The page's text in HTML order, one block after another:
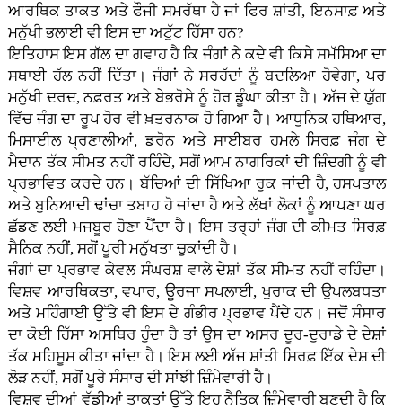
ਆਰਥਿਕ ਤਾਕਤ ਅਤੇ ਫੌਜੀ ਸਮਰੱਥਾ ਹੈ ਜਾਂ ਫਿਰ ਸ਼ਾਂਤੀ, ਇਨਸਾਫ਼ ਅਤੇ
ਮਨੁੱਖੀ ਭਲਾਈ ਵੀ ਇਸ ਦਾ ਅਟੁੱਟ ਹਿੱਸਾ ਹਨ?
ਇਤਿਹਾਸ ਇਸ ਗੱਲ ਦਾ ਗਵਾਹ ਹੈ ਕਿ ਜੰਗਾਂ ਨੇ ਕਦੇ ਵੀ ਕਿਸੇ ਸਮੱਸਿਆ ਦਾ
ਸਥਾਈ ਹੱਲ ਨਹੀਂ ਦਿੱਤਾ। ਜੰਗਾਂ ਨੇ ਸਰਹੱਦਾਂ ਨੂੰ ਬਦਲਿਆ ਹੋਵੇਗਾ, ਪਰ
ਮਨੁੱਖੀ ਦਰਦ, ਨਫ਼ਰਤ ਅਤੇ ਬੇਭਰੋਸੇ ਨੂੰ ਹੋਰ ਡੂੰਘਾ ਕੀਤਾ ਹੈ। ਅੱਜ ਦੇ ਯੁੱਗ
ਵਿੱਚ ਜੰਗ ਦਾ ਰੂਪ ਹੋਰ ਵੀ ਖ਼ਤਰਨਾਕ ਹੋ ਗਿਆ ਹੈ। ਆਧੁਨਿਕ ਹਥਿਆਰ,
ਮਿਸਾਈਲ ਪ੍ਰਣਾਲੀਆਂ, ਡਰੋਨ ਅਤੇ ਸਾਈਬਰ ਹਮਲੇ ਸਿਰਫ਼ ਜੰਗ ਦੇ
ਮੈਦਾਨ ਤੱਕ ਸੀਮਤ ਨਹੀਂ ਰਹਿੰਦੇ, ਸਗੋਂ ਆਮ ਨਾਗਰਿਕਾਂ ਦੀ ਜ਼ਿੰਦਗੀ ਨੂੰ ਵੀ
ਪ੍ਰਭਾਵਿਤ ਕਰਦੇ ਹਨ। ਬੱਚਿਆਂ ਦੀ ਸਿੱਖਿਆ ਰੁਕ ਜਾਂਦੀ ਹੈ, ਹਸਪਤਾਲ
ਅਤੇ ਬੁਨਿਆਦੀ ਢਾਂਚਾ ਤਬਾਹ ਹੋ ਜਾਂਦਾ ਹੈ ਅਤੇ ਲੱਖਾਂ ਲੋਕਾਂ ਨੂੰ ਆਪਣਾ ਘਰ
ਛੱਡਣ ਲਈ ਮਜਬੂਰ ਹੋਣਾ ਪੈਂਦਾ ਹੈ। ਇਸ ਤਰ੍ਹਾਂ ਜੰਗ ਦੀ ਕੀਮਤ ਸਿਰਫ਼
ਸੈਨਿਕ ਨਹੀਂ, ਸਗੋਂ ਪੂਰੀ ਮਨੁੱਖਤਾ ਚੁਕਾਂਦੀ ਹੈ।
ਜੰਗਾਂ ਦਾ ਪ੍ਰਭਾਵ ਕੇਵਲ ਸੰਘਰਸ਼ ਵਾਲੇ ਦੇਸ਼ਾਂ ਤੱਕ ਸੀਮਤ ਨਹੀਂ ਰਹਿੰਦਾ।
ਵਿਸ਼ਵ ਆਰਥਿਕਤਾ, ਵਪਾਰ, ਊਰਜਾ ਸਪਲਾਈ, ਖੁਰਾਕ ਦੀ ਉਪਲਬਧਤਾ
ਅਤੇ ਮਹਿੰਗਾਈ ਉੱਤੇ ਵੀ ਇਸ ਦੇ ਗੰਭੀਰ ਪ੍ਰਭਾਵ ਪੈਂਦੇ ਹਨ। ਜਦੋਂ ਸੰਸਾਰ
ਦਾ ਕੋਈ ਹਿੱਸਾ ਅਸਥਿਰ ਹੁੰਦਾ ਹੈ ਤਾਂ ਉਸ ਦਾ ਅਸਰ ਦੂਰ-ਦੁਰਾਡੇ ਦੇ ਦੇਸ਼ਾਂ
ਤੱਕ ਮਹਿਸੂਸ ਕੀਤਾ ਜਾਂਦਾ ਹੈ। ਇਸ ਲਈ ਅੱਜ ਸ਼ਾਂਤੀ ਸਿਰਫ਼ ਇੱਕ ਦੇਸ਼ ਦੀ
ਲੋੜ ਨਹੀਂ, ਸਗੋਂ ਪੂਰੇ ਸੰਸਾਰ ਦੀ ਸਾਂਝੀ ਜ਼ਿੰਮੇਵਾਰੀ ਹੈ।
ਵਿਸ਼ਵ ਦੀਆਂ ਵੱਡੀਆਂ ਤਾਕਤਾਂ ਉੱਤੇ ਇਹ ਨੈਤਿਕ ਜ਼ਿੰਮੇਵਾਰੀ ਬਣਦੀ ਹੈ ਕਿ